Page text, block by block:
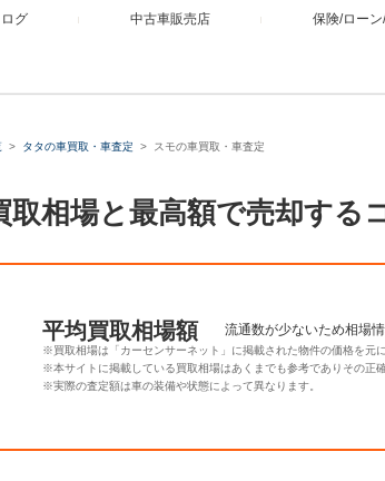
グ 中古車販売店 保険/ロー
タタの車買取・車査定 スモの車買取・車査定
相場と最高額で売却する
平均買取相場額 流通数が少ないため相場
※買取相場は「カーセンサーネット」に掲載された物件の価格を元
※本サイトに掲載している買取相場はあくまでも参考でありその正
※実際の査定額は車の装備や状態によって異なります。